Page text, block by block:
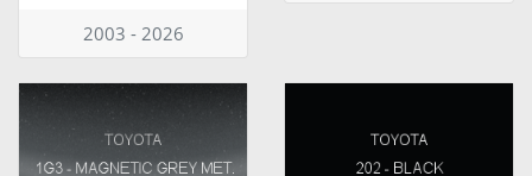
2003 - 2026